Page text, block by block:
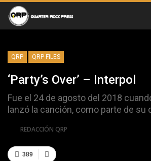
QRP QRP FILES
‘Party’s Over’ – Interpol
Fue el 24 de agosto del 2018
lanzó la canción, como parte de su
REDACCIÓN QRP
389